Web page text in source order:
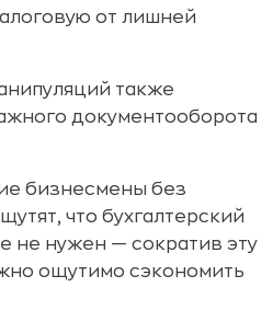
от лишней
также
документооборота
бизнесмены без
что бухгалтерский
не нужен — сократив эту
ощутимо сэкономить